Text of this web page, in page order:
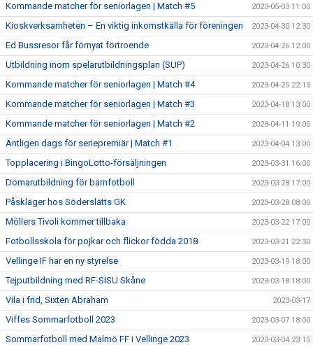
Kommande matcher för seniorlagen | Match #5 2023-05-03 11:00
Kioskverksamheten – En viktig inkomstkälla för föreningen 2023-04-30 12:30
Ed Bussresor får förnyat förtroende 2023-04-26 12:00
Utbildning inom spelarutbildningsplan (SUP) 2023-04-26 10:30
Kommande matcher för seniorlagen | Match #4 2023-04-25 22:15
Kommande matcher för seniorlagen | Match #3 2023-04-18 13:00
Kommande matcher för seniorlagen | Match #2 2023-04-11 19:05
Äntligen dags för seriepremiär | Match #1 2023-04-04 13:00
Topplacering i BingoLotto-försäljningen 2023-03-31 16:00
Domarutbildning för barnfotboll 2023-03-28 17:00
Påskläger hos Söderslätts GK 2023-03-28 08:00
Möllers Tivoli kommer tillbaka 2023-03-22 17:00
Fotbollsskola för pojkar och flickor födda 2018 2023-03-21 22:30
Vellinge IF har en ny styrelse 2023-03-19 18:00
Tejputbildning med RF-SISU Skåne 2023-03-18 18:00
Vila i frid, Sixten Abraham 2023-03-17
Viffes Sommarfotboll 2023 2023-03-07 18:00
Sommarfotboll med Malmö FF i Vellinge 2023 2023-03-04 23:15